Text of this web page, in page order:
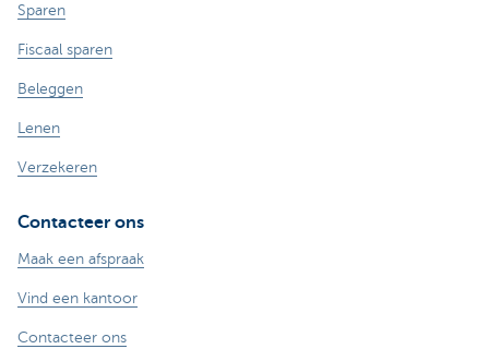
Sparen
Fiscaal sparen
Beleggen
Lenen
Verzekeren
Contacteer ons
Maak een afspraak
Vind een kantoor
Contacteer ons